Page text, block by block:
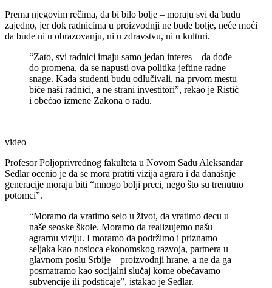
Prema njegovim rečima, da bi bilo bolje – moraju svi da budu
zajedno, jer dok radnicima u proizvodnji ne bude bolje, neće moći
da bude ni u obrazovanju, ni u zdravstvu, ni u kulturi.
“Zato, svi radnici imaju samo jedan interes – da dođe
do promena, da se napusti ova politika jeftine radne
snage. Kada studenti budu odlučivali, na prvom mestu
biće naši radnici, a ne strani investitori”, rekao je Ristić
i obećao izmene Zakona o radu.
video
Profesor Poljoprivrednog fakulteta u Novom Sadu Aleksandar
Sedlar ocenio je da se mora pratiti vizija agrara i da današnje
generacije moraju biti “mnogo bolji preci, nego što su trenutno
potomci”.
“Moramo da vratimo selo u život, da vratimo decu u
naše seoske škole. Moramo da realizujemo našu
agrarnu viziju. I moramo da podržimo i priznamo
seljaka kao nosioca ekonomskog razvoja, partnera u
glavnom poslu Srbije – proizvodnji hrane, a ne da ga
posmatramo kao socijalni slučaj kome obećavamo
subvencije ili podsticaje”, istakao je Sedlar.